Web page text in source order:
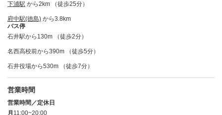
下浦駅 から2km （徒歩25分）
府中駅(徳島) から3.8km
バス停
石井駅から130m （徒歩2分）
名西高校前から390m （徒歩5分）
石井役場から530m （徒歩7分）
営業時間
営業時間／定休日
月 11:00~20:00